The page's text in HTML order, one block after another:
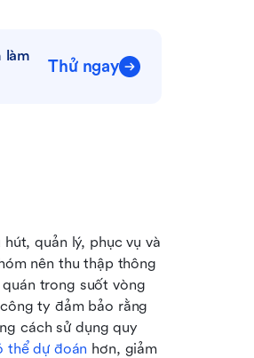
làm
Thử ngay
quản lý, phục vụ và
nên thu thập thông
trong suốt vòng
ty đảm bảo rằng
cách sử dụng quy
thể dự đoán hơn, giảm